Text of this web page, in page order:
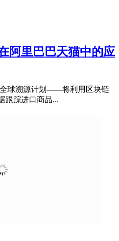
阿里巴巴天猫中的应
球溯源计划——将利用区块链
跟踪进口商品...